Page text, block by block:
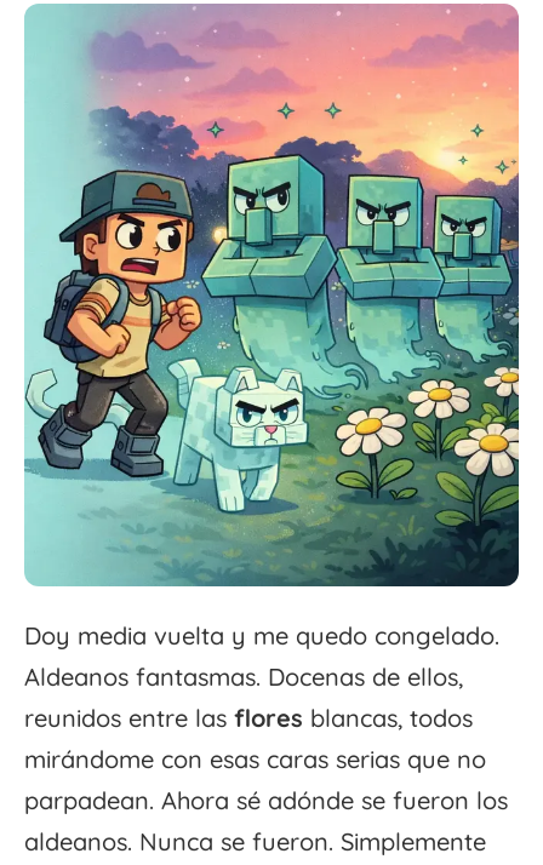
Doy media vuelta y me quedo congelado.
Aldeanos fantasmas. Docenas de ellos,
reunidos entre las flores blancas, todos
mirándome con esas caras serias que no
parpadean. Ahora sé adónde se fueron los
aldeanos. Nunca se fueron. Simplemente